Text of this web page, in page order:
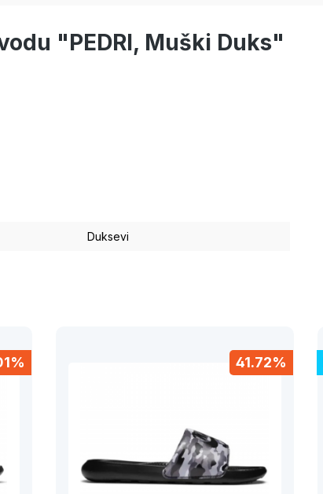
"PEDRI, Muški Duks"
Duksevi
41.72%